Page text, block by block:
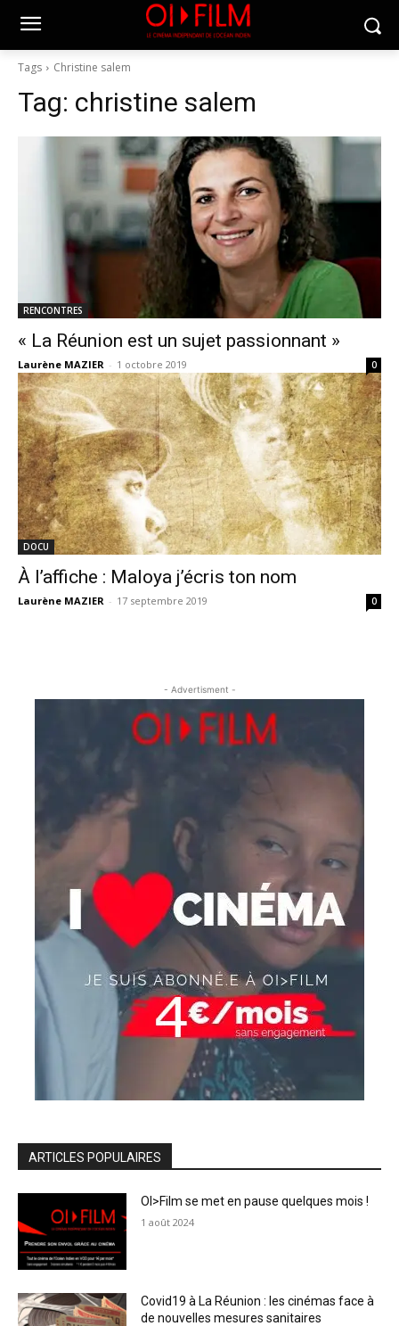
Tags Christine salem
Tag: christine salem
RENCONTRES
« La Réunion est un sujet passionnant »
Laurène MAZIER - 1 octobre 2019 0
DOCU
À l’affiche : Maloya j’écris ton nom
Laurène MAZIER - 17 septembre 2019 0
- Advertisment -
ARTICLES POPULAIRES
OI>Film se met en pause quelques mois !
1 août 2024
Covid19 à La Réunion : les cinémas face à
de nouvelles mesures sanitaires